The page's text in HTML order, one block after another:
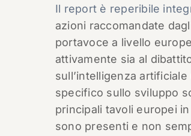
Il report è reperibile
azioni raccomandate
portavoce a livello
attivamente sia al
sull’intelligenza
specifico sullo sviluppo
principali tavoli europei
sono presenti e non